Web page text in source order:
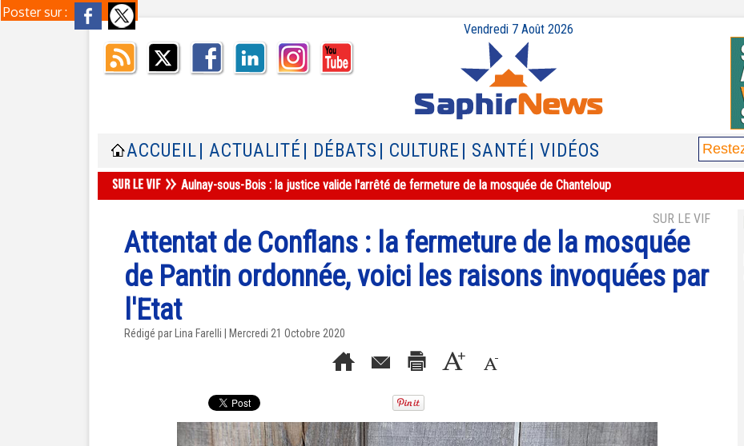
Poster sur :
Vendredi 7 Août 2026
ACCUEIL | ACTUALITÉ | DÉBATS | CULTURE | SANTÉ | VIDÉOS
Aulnay-sous-Bois : la justice valide l'arrêté de fermeture de la mosquée de Chanteloup
SUR LE VIF
Attentat de Conflans : la fermeture de la mosquée
de Pantin ordonnée, voici les raisons invoquées par
l'Etat
Rédigé par Lina Farelli | Mercredi 21 Octobre 2020